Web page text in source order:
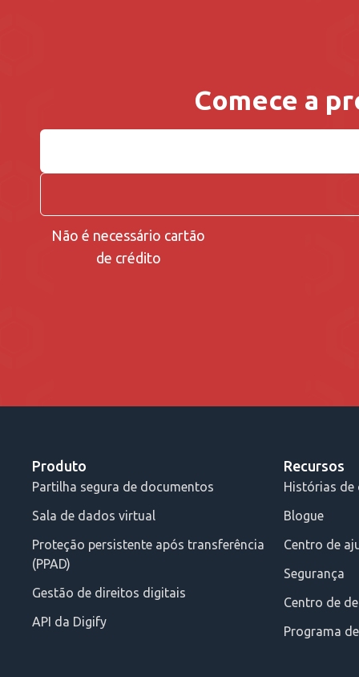
Comece a
Não é necessário cartão
de crédito
Produto
Partilha segura de documentos
Sala de dados virtual
Proteção persistente após transferência
(PPAD)
Gestão de direitos digitais
API da Digify
Recursos
Histórias de
Blogue
Centro de
Segurança
Centro de
Programa